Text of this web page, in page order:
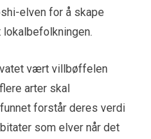
elven for å skape
vært villbøffelen
arter skal
forstår deres verdi
som elver når det